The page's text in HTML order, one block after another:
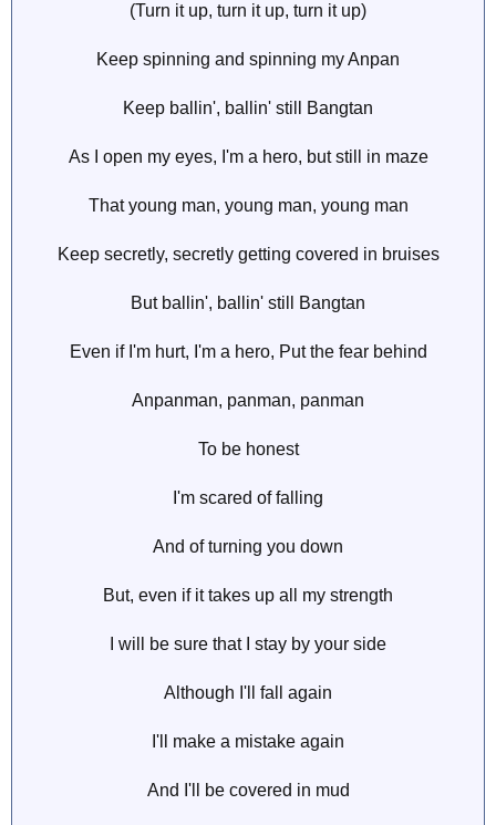
(Turn it up, turn it up, turn it up)
Keep spinning and spinning my Anpan
Keep ballin', ballin' still Bangtan
As I open my eyes, I'm a hero, but still in maze
That young man, young man, young man
Keep secretly, secretly getting covered in bruises
But ballin', ballin' still Bangtan
Even if I'm hurt, I'm a hero, Put the fear behind
Anpanman, panman, panman
To be honest
I'm scared of falling
And of turning you down
But, even if it takes up all my strength
I will be sure that I stay by your side
Although I'll fall again
I'll make a mistake again
And I'll be covered in mud